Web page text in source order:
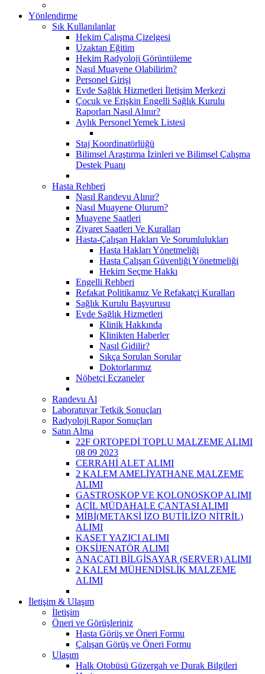
Yönlendirme
Sık Kullanılanlar
Hekim Çalışma Çizelgesi
Uzaktan Eğitim
Hekim Radyoloji Görüntüleme
Nasıl Muayene Olabilirim?
Personel Girişi
Evde Sağlık Hizmetleri İletişim Merkezi
Çocuk ve Erişkin Engelli Sağlık Kurulu
Raporları Nasıl Alınır?
Aylık Personel Yemek Listesi
Staj Koordinatörlüğü
Bilimsel Araştırma İzinleri ve Bilimsel Çalışma
Destek Puanı
Hasta Rehberi
Nasıl Randevu Alınır?
Nasıl Muayene Olurum?
Muayene Saatleri
Ziyaret Saatleri Ve Kuralları
Hasta-Çalışan Hakları Ve Sorumlulukları
Hasta Hakları Yönetmeliği
Hasta Çalışan Güvenliği Yönetmeliği
Hekim Seçme Hakkı
Engelli Rehberi
Refakat Politikamız Ve Refakatçi Kuralları
Sağlık Kurulu Başvurusu
Evde Sağlık Hizmetleri
Klinik Hakkında
Klinikten Haberler
Nasıl Gidilir?
Sıkça Sorulan Sorular
Doktorlarımız
Nöbetçi Eczaneler
Randevu Al
Laboratuvar Tetkik Sonuçları
Radyoloji Rapor Sonuçları
Satın Alma
22F ORTOPEDİ TOPLU MALZEME ALIMI
08 09 2023
CERRAHİ ALET ALIMI
2 KALEM AMELİYATHANE MALZEME
ALIMI
GASTROSKOP VE KOLONOSKOP ALIMI
ACİL MÜDAHALE ÇANTASI ALIMI
MİBİ(METAKSİ İZO BUTİLİZO NİTRİL)
ALIMI
KASET YAZICI ALIMI
OKSİJENATÖR ALIMI
ANAÇATI BİLGİSAYAR (SERVER) ALIMI
2 KALEM MÜHENDİSLİK MALZEME
ALIMI
İletişim & Ulaşım
İletişim
Öneri ve Görüşleriniz
Hasta Görüş ve Öneri Formu
Çalışan Görüş ve Öneri Formu
Ulaşım
Halk Otobüsü Güzergah ve Durak Bilgileri